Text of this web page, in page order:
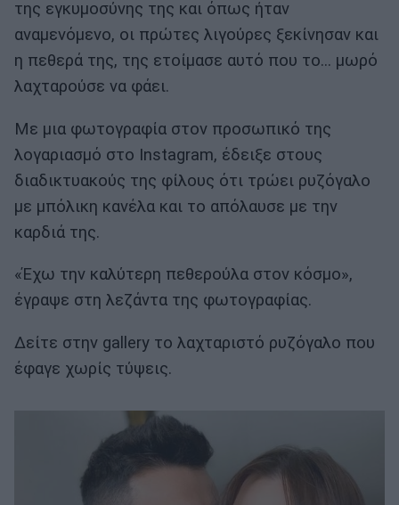
της εγκυμοσύνης της και όπως ήταν
αναμενόμενο, οι πρώτες λιγούρες ξεκίνησαν και
η πεθερά της, της ετοίμασε αυτό που το… μωρό
λαχταρούσε να φάει.
Με μια φωτογραφία στον προσωπικό της
λογαριασμό στο Instagram, έδειξε στους
διαδικτυακούς της φίλους ότι τρώει ρυζόγαλο
με μπόλικη κανέλα και το απόλαυσε με την
καρδιά της.
«Έχω την καλύτερη πεθερούλα στον κόσμο»,
έγραψε στη λεζάντα της φωτογραφίας.
Δείτε στην gallery το λαχταριστό ρυζόγαλο που
έφαγε χωρίς τύψεις.